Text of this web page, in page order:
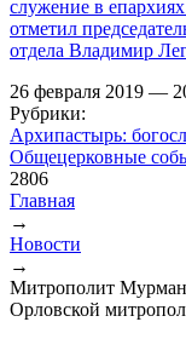
служение в
отметил
отдела Владимир
26 февраля 2019 —
Рубрики:
Архипастырь:
Общецерковные
2806
Вы здесь
Главная
→
Новости
→
Митрополит
Орловской